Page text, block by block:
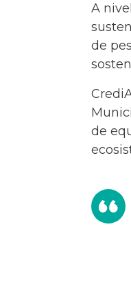
A
de
de